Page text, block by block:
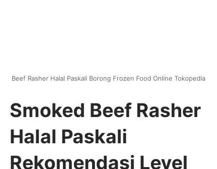
Beef Rasher Halal Paskali Borong Frozen Food Online Tokopedia
Smoked Beef Rasher
Halal Paskali
Rekomendasi Level